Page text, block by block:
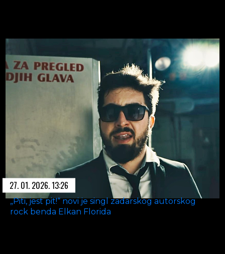
27. 01. 2026. 13:26
„Piti, jest pit!“ novi je singl zadarskog autorskog
rock benda Elkan Florida